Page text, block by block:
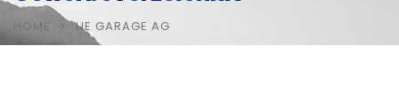
HOME LIE GARAGE AG